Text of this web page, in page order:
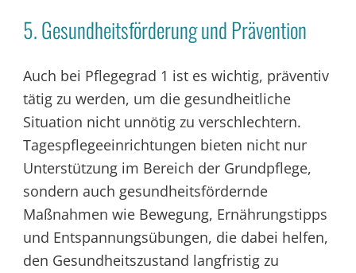
5. Gesundheitsförderung und Prävention
Auch bei Pflegegrad 1 ist es wichtig, präventiv
tätig zu werden, um die gesundheitliche
Situation nicht unnötig zu verschlechtern.
Tagespflegeeinrichtungen bieten nicht nur
Unterstützung im Bereich der Grundpflege,
sondern auch gesundheitsfördernde
Maßnahmen wie Bewegung, Ernährungstipps
und Entspannungsübungen, die dabei helfen,
den Gesundheitszustand langfristig zu